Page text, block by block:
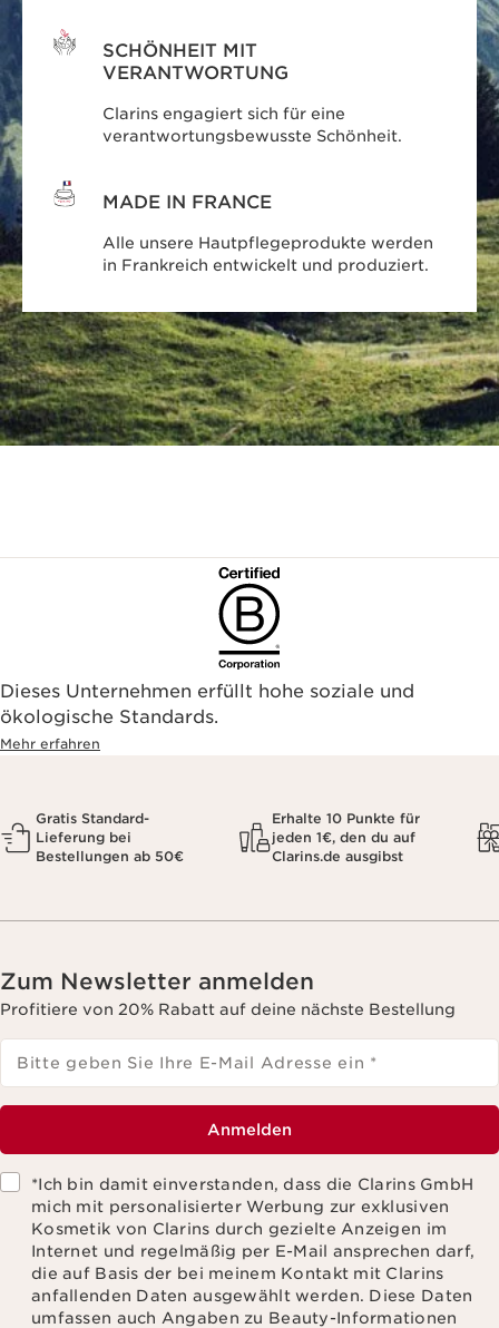
SCHÖNHEIT MIT
VERANTWORTUNG
Clarins engagiert sich für eine
verantwortungsbewusste Schönheit.
MADE IN FRANCE
Alle unsere Hautpflegeprodukte werden
in Frankreich entwickelt und produziert.
Dieses Unternehmen erfüllt hohe soziale und
ökologische Standards.
Mehr erfahren
Gratis Standard-
Lieferung bei
Bestellungen ab 50€
Erhalte 10 Punkte für
jeden 1€, den du auf
Clarins.de ausgibst
Zum Newsletter anmelden
Profitiere von 20% Rabatt auf deine nächste Bestellung
Bitte geben Sie Ihre E-Mail Adresse ein *
Anmelden
*Ich bin damit einverstanden, dass die Clarins GmbH
mich mit personalisierter Werbung zur exklusiven
Kosmetik von Clarins durch gezielte Anzeigen im
Internet und regelmäßig per E-Mail ansprechen darf,
die auf Basis der bei meinem Kontakt mit Clarins
anfallenden Daten ausgewählt werden. Diese Daten
umfassen auch Angaben zu Beauty-Informationen